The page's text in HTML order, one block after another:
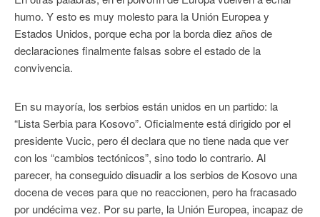
humo. Y esto es muy molesto para la Unión Europea y
Estados Unidos, porque echa por la borda diez años de
declaraciones finalmente falsas sobre el estado de la
convivencia.
En su mayoría, los serbios están unidos en un partido: la
“Lista Serbia para Kosovo”. Oficialmente está dirigido por el
presidente Vucic, pero él declara que no tiene nada que ver
con los “cambios tectónicos”, sino todo lo contrario. Al
parecer, ha conseguido disuadir a los serbios de Kosovo una
docena de veces para que no reaccionen, pero ha fracasado
por undécima vez. Por su parte, la Unión Europea, incapaz de